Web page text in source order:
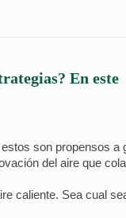
En este
son propensos a
del aire que
caliente. Sea cual